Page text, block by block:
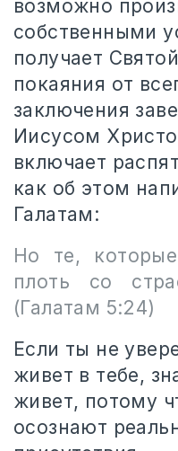
возможно
собственными
получает
покаяния от
заключения
Иисусом
включает
как об этом
Галатам:
Но те,
плоть со
(Галатам 5:24)
Если ты не
живет в тебе,
живет, потому
осознают